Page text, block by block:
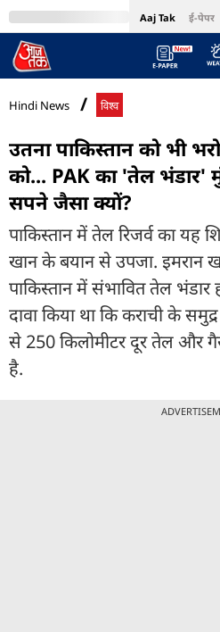
Aaj Tak ई-पेपर
MumbaiTak Cosmopolitan
Hindi News विश्व
उतना पाकिस्तान को भी
को... PAK का 'तेल भंडार'
सपने जैसा क्यों?
पाकिस्तान में तेल रिजर्व का यह
खान के बयान से उपजा. इमरान
पाकिस्तान में संभावित तेल भंडार
दावा किया था कि कराची के
से 250 किलोमीटर दूर तेल और
है.